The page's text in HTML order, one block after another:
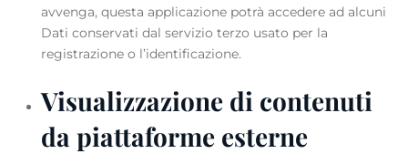
avvenga, questa applicazione potrà accedere ad alcuni
Dati conservati dal servizio terzo usato per la
registrazione o l’identificazione.
Visualizzazione di contenuti
da piattaforme esterne